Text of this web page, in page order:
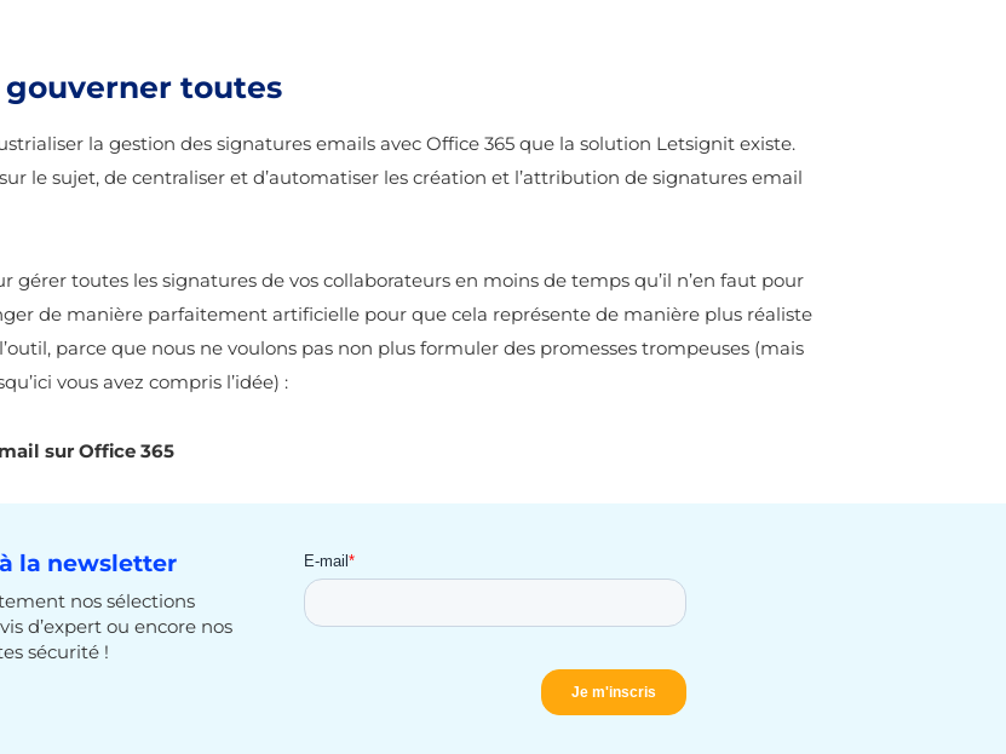
toutes
la gestion des signatures emails avec Office 365 que la solution Letsignit existe.
le sujet, de centraliser et d’automatiser les création et l’attribution de signatures email
gérer toutes les signatures de vos collaborateurs en moins de temps qu’il n’en faut pour
de manière parfaitement artificielle pour que cela représente de manière plus réaliste
parce que nous ne voulons pas non plus formuler des promesses trompeuses (mais
vous avez compris l’idée) :
sur Office 365
la newsletter
nos sélections
d’expert ou encore nos
sécurité !